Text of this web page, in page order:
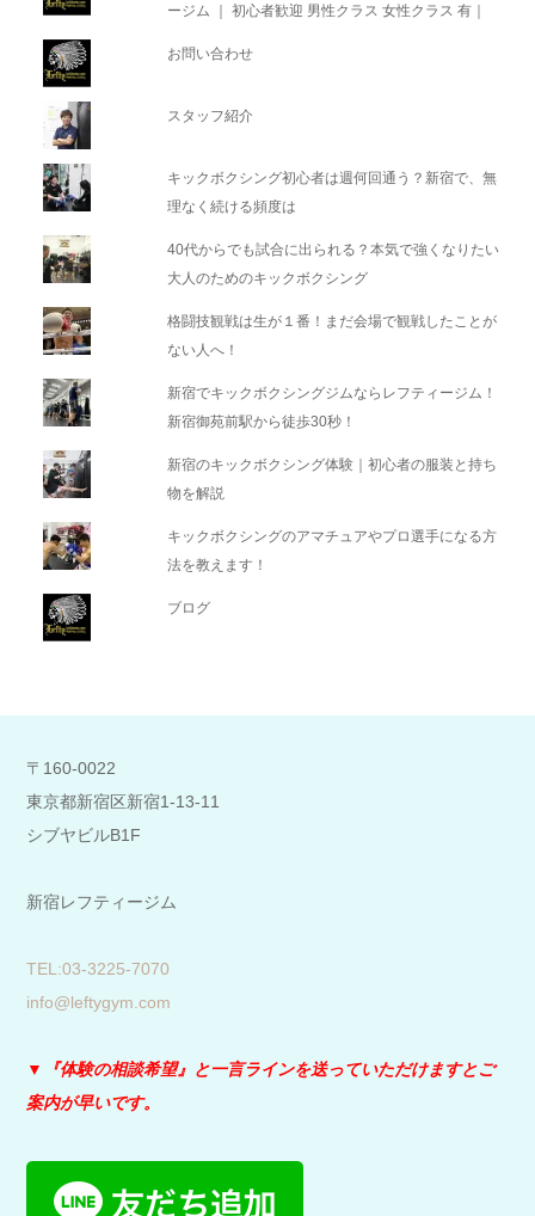
ージム ｜ 初心者歓迎 男性クラス 女性クラス 有｜
お問い合わせ
スタッフ紹介
キックボクシング初心者は週何回通う？新宿で、無
理なく続ける頻度は
40代からでも試合に出られる？本気で強くなりたい
大人のためのキックボクシング
格闘技観戦は生が１番！まだ会場で観戦したことが
ない人へ！
新宿でキックボクシングジムならレフティージム！
新宿御苑前駅から徒歩30秒！
新宿のキックボクシング体験｜初心者の服装と持ち
物を解説
キックボクシングのアマチュアやプロ選手になる方
法を教えます！
ブログ
〒160-0022
東京都新宿区新宿1-13-11
シブヤビルB1F
新宿レフティージム
​TEL:03-3225-7070
info@leftygym.com
▼『体験の相談希望』と一言ラインを送っていただけますとご
案内が早いです。